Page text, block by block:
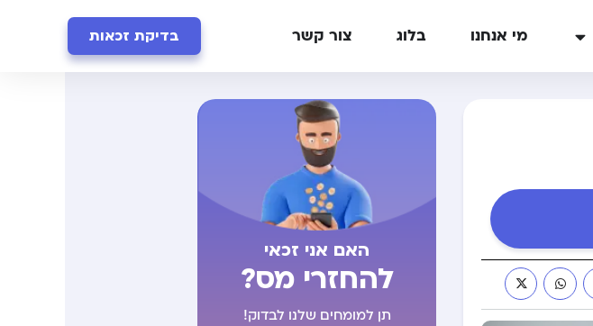
מי אנחנו בלוג צור קשר בדיקת זכאות
האם אני זכאי
להחזרי מס?
תן למומחים שלנו לבדוק!